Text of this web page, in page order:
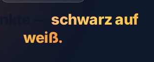
schwarz auf
weiß.